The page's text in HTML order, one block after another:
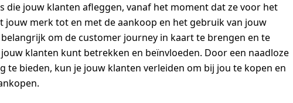
die jouw klanten afleggen, vanaf het moment dat ze voor het
jouw merk tot en met de aankoop en het gebruik van jouw
om de customer journey in kaart te brengen en te
klanten kunt betrekken en beïnvloeden. Door een naadloze
te bieden, kun je jouw klanten verleiden om bij jou te kopen en